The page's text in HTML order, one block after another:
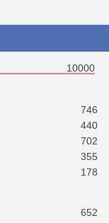
10000
746
440
702
355
178
652